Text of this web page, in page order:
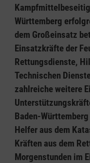
Württemberg
dem Großeinsatz
Einsatzkräfte der
Rettungsdienste,
Technischen
zahlreiche weitere
Baden-
Helfer aus dem
Kräften aus dem
Morgenstunden im